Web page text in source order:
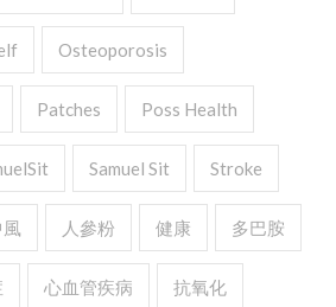
Osteoporosis
Patches Poss Health
Samuel Sit Stroke
風 人參粉 健康 多巴胺
心血管疾病 抗氧化